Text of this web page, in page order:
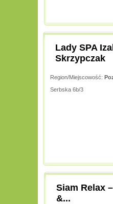
Lady SPA
Skrzypczak
Region/Miejscowość:
Serbska 6b/3
Siam Relax
&...